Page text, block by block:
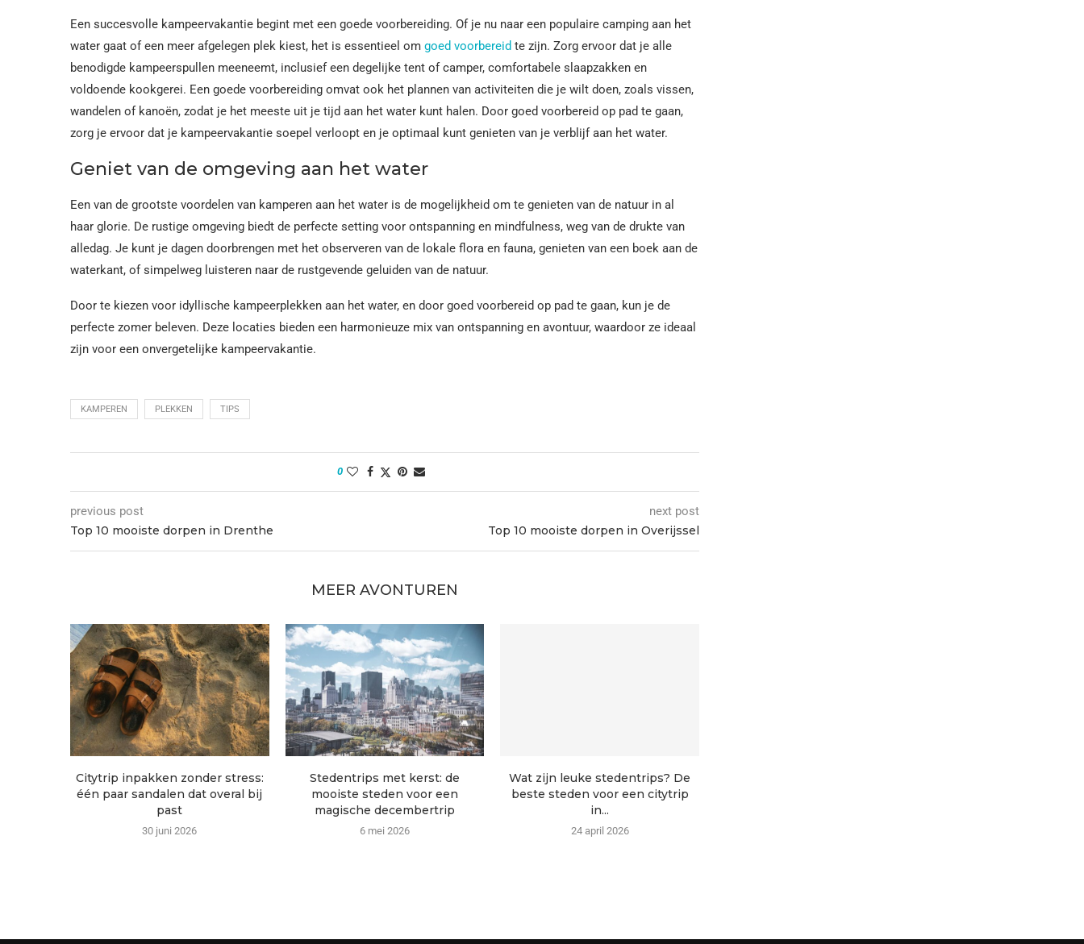
Een succesvolle kampeervakantie begint met een goede voorbereiding. Of je nu naar een populaire camping aan het
water gaat of een meer afgelegen plek kiest, het is essentieel om goed voorbereid te zijn. Zorg ervoor dat je alle
benodigde kampeerspullen meeneemt, inclusief een degelijke tent of camper, comfortabele slaapzakken en
voldoende kookgerei. Een goede voorbereiding omvat ook het plannen van activiteiten die je wilt doen, zoals vissen,
wandelen of kanoën, zodat je het meeste uit je tijd aan het water kunt halen. Door goed voorbereid op pad te gaan,
zorg je ervoor dat je kampeervakantie soepel verloopt en je optimaal kunt genieten van je verblijf aan het water.
Geniet van de omgeving aan het water
Een van de grootste voordelen van kamperen aan het water is de mogelijkheid om te genieten van de natuur in al
haar glorie. De rustige omgeving biedt de perfecte setting voor ontspanning en mindfulness, weg van de drukte van
alledag. Je kunt je dagen doorbrengen met het observeren van de lokale flora en fauna, genieten van een boek aan de
waterkant, of simpelweg luisteren naar de rustgevende geluiden van de natuur.
Door te kiezen voor idyllische kampeerplekken aan het water, en door goed voorbereid op pad te gaan, kun je de
perfecte zomer beleven. Deze locaties bieden een harmonieuze mix van ontspanning en avontuur, waardoor ze ideaal
zijn voor een onvergetelijke kampeervakantie.
KAMPEREN PLEKKEN TIPS
0
previous post
Top 10 mooiste dorpen in Drenthe
next post
Top 10 mooiste dorpen in Overijssel
MEER AVONTUREN
Citytrip inpakken zonder stress:
één paar sandalen dat overal bij
past
30 juni 2026
Stedentrips met kerst: de
mooiste steden voor een
magische decembertrip
6 mei 2026
Wat zijn leuke stedentrips? De
beste steden voor een citytrip
in...
24 april 2026